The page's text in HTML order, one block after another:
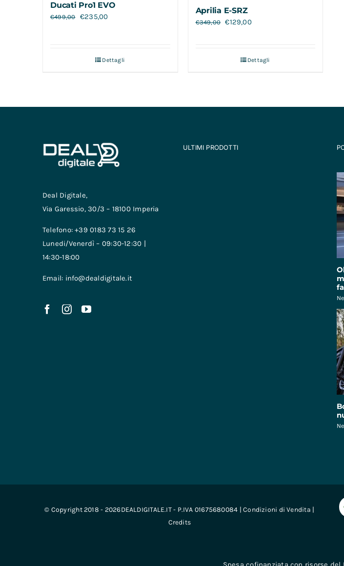
Ducati Pro1 EVO
€499,00 €235,00
Dettagli
Aprilia E-SRZ
€349,00 €129,00
Dettagli
Deal Digitale,
Via Garessio, 30/3 – 18100 Imperia
Telefono: +39 0183 73 15 26
Lunedi/Venerdì – 09:30-12:30 |
14:30-18:00
Email: info@dealdigitale.it
ULTIMI PRODOTTI
© Copyright 2018 - 2026DEALDIGITALE.IT - P.IVA 01675680084 |Condizioni di Vendita |
Credits